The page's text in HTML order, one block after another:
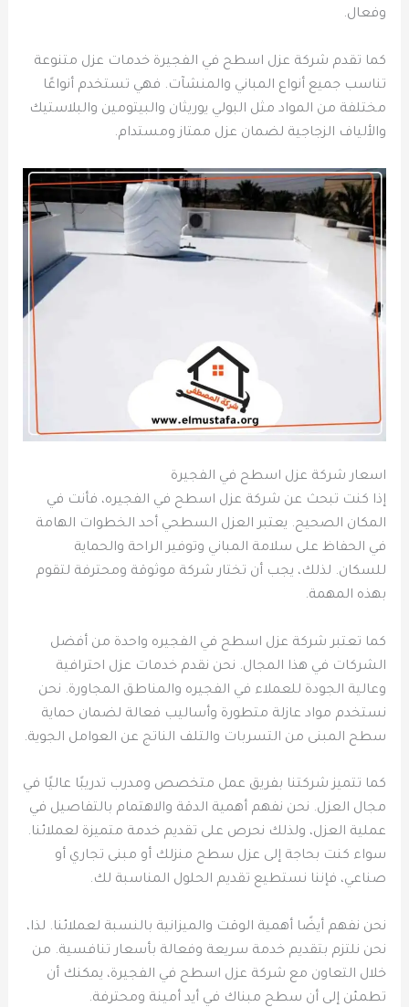
وفعال.
كما تقدم شركة عزل اسطح في الفجيرة خدمات عزل متنوعة
تناسب جميع أنواع المباني والمنشآت. فهي تستخدم أنواعًا
مختلفة من المواد مثل البولي يوريثان والبيتومين والبلاستيك
والألياف الزجاجية لضمان عزل ممتاز ومستدام.
اسعار شركة عزل اسطح في الفجيرة
إذا كنت تبحث عن شركة عزل اسطح في الفجيره، فأنت في
المكان الصحيح. يعتبر العزل السطحي أحد الخطوات الهامة
في الحفاظ على سلامة المباني وتوفير الراحة والحماية
للسكان. لذلك، يجب أن تختار شركة موثوقة ومحترفة لتقوم
بهذه المهمة.
كما تعتبر شركة عزل اسطح في الفجيره واحدة من أفضل
الشركات في هذا المجال. نحن نقدم خدمات عزل احترافية
وعالية الجودة للعملاء في الفجيره والمناطق المجاورة. نحن
نستخدم مواد عازلة متطورة وأساليب فعالة لضمان حماية
سطح المبنى من التسربات والتلف الناتج عن العوامل الجوية.
كما تتميز شركتنا بفريق عمل متخصص ومدرب تدريبًا عاليًا في
مجال العزل. نحن نفهم أهمية الدقة والاهتمام بالتفاصيل في
عملية العزل، ولذلك نحرص على تقديم خدمة متميزة لعملائنا.
سواء كنت بحاجة إلى عزل سطح منزلك أو مبنى تجاري أو
صناعي، فإننا نستطيع تقديم الحلول المناسبة لك.
نحن نفهم أيضًا أهمية الوقت والميزانية بالنسبة لعملائنا. لذا،
نحن نلتزم بتقديم خدمة سريعة وفعالة بأسعار تنافسية. من
خلال التعاون مع شركة عزل اسطح في الفجيرة، يمكنك أن
تطمئن إلى أن سطح مبناك في أيد أمينة ومحترفة.